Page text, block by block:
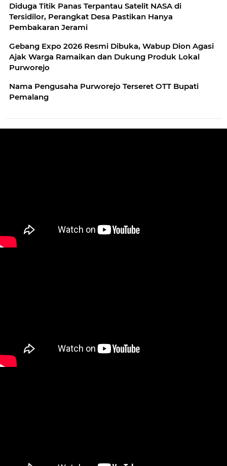
Diduga Titik Panas Terpantau Satelit NASA di
Tersidilor, Perangkat Desa Pastikan Hanya
Pembakaran Jerami
Gebang Expo 2026 Resmi Dibuka, Wabup Dion Agasi
Ajak Warga Ramaikan dan Dukung Produk Lokal
Purworejo
Nama Pengusaha Purworejo Terseret OTT Bupati
Pemalang